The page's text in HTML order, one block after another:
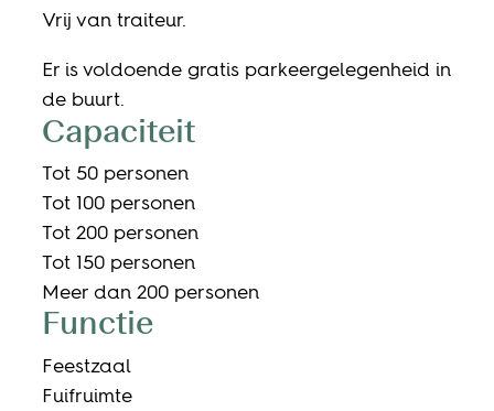
Vrij van traiteur.
Er is voldoende gratis parkeergelegenheid in
de buurt.
Capaciteit
Tot 50 personen
Tot 100 personen
Tot 200 personen
Tot 150 personen
Meer dan 200 personen
Functie
Feestzaal
Fuifruimte